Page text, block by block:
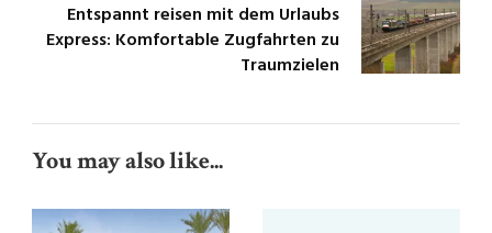
Entspannt reisen mit dem Urlaubs
Express: Komfortable Zugfahrten zu
Traumzielen
You may also like...